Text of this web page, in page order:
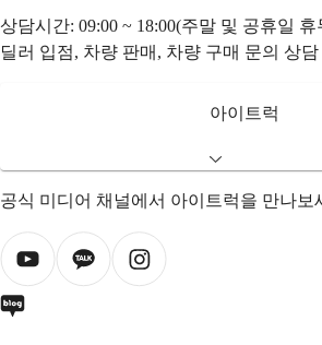
상담시간: 09:00 ~ 18:00(주말 및 공휴일 휴
딜러 입점, 차량 판매, 차량 구매 문의 상담
아이트럭
공식 미디어 채널에서 아이트럭을 만나보